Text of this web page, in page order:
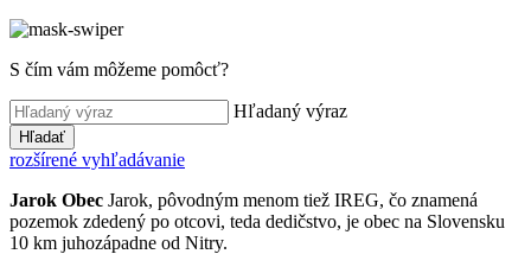
S čím vám môžeme pomôcť?
Hľadaný výraz
Hľadať
rozšírené vyhľadávanie
Jarok Obec Jarok, pôvodným menom tiež IREG, čo znamená
pozemok zdedený po otcovi, teda dedičstvo, je obec na Slovensku
10 km juhozápadne od Nitry.